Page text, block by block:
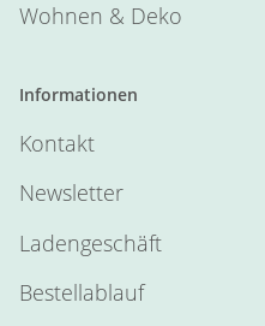
Wohnen & Deko
Informationen
Kontakt
Newsletter
Ladengeschäft
Bestellablauf